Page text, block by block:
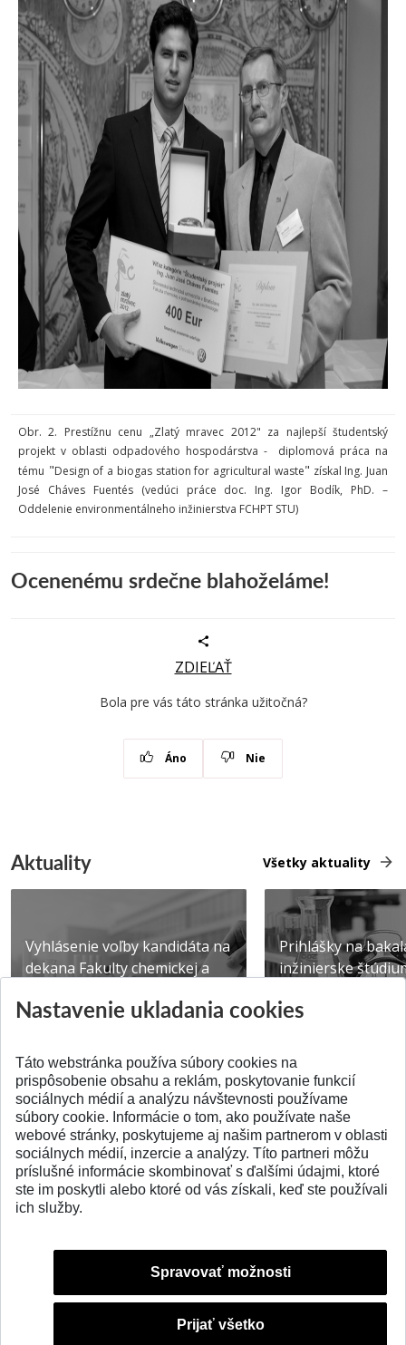
Obr. 2. Prestížnu cenu „Zlatý mravec 2012" za najlepší študentský
projekt v oblasti odpadového hospodárstva - diplomová práca na
tému "Design of a biogas station for agricultural waste" získal Ing. Juan
José Cháves Fuentés (vedúci práce doc. Ing. Igor Bodík, PhD. –
Oddelenie environmentálneho inžinierstva FCHPT STU)
Ocenenému srdečne blahoželáme!
ZDIEĽAŤ
Bola pre vás táto stránka užitočná?
Áno Nie
Aktuality Všetky aktuality
Vyhlásenie voľby kandidáta na
dekana Fakulty chemickej a
Publikované 31.07.2026
Prihlášky na
inžinierske
Publikované
SPÄŤ NA VRCH
Nastavenie ukladania cookies
Táto webstránka používa súbory cookies na
prispôsobenie obsahu a reklám, poskytovanie funkcií
sociálnych médií a analýzu návštevnosti používame
súbory cookie. Informácie o tom, ako používate naše
webové stránky, poskytujeme aj našim partnerom v oblasti
sociálnych médií, inzercie a analýzy. Títo partneri môžu
príslušné informácie skombinovať s ďalšími údajmi, ktoré
ste im poskytli alebo ktoré od vás získali, keď ste používali
ich služby.
Spravovať možnosti
Prijať všetko